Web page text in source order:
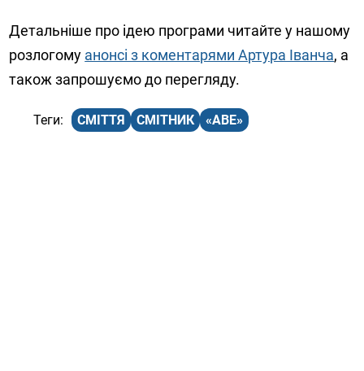
Детальніше про ідею програми читайте у нашому
розлогому анонсі з коментарями Артура Іванча, а
також запрошуємо до перегляду.
СМІТТЯ СМІТНИК «АВЕ»